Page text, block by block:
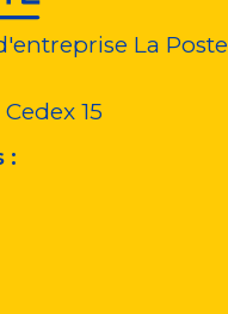
La Poste
15
: